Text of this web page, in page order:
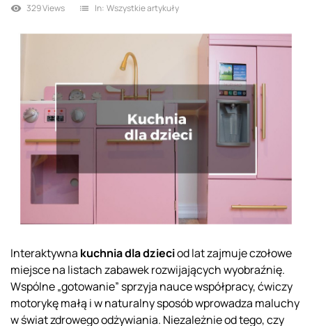
visibility 329 Views list In: Wszystkie artykuły
Interaktywna kuchnia dla dzieciod lat zajmuje czołowe
miejsce na listach zabawek rozwijających wyobraźnię.
Wspólne „gotowanie” sprzyja nauce współpracy, ćwiczy
motorykę małą i w naturalny sposób wprowadza maluchy
w świat zdrowego odżywiania. Niezależnie od tego, czy